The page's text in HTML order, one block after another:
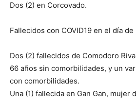
Dos (2) en Corcovado.
Fallecidos con COVID19 en el día de
Dos (2) fallecidos de Comodoro
66 años sin comorbilidades, y un
con comorbilidades.
Una (1) fallecida en Gan Gan, mujer